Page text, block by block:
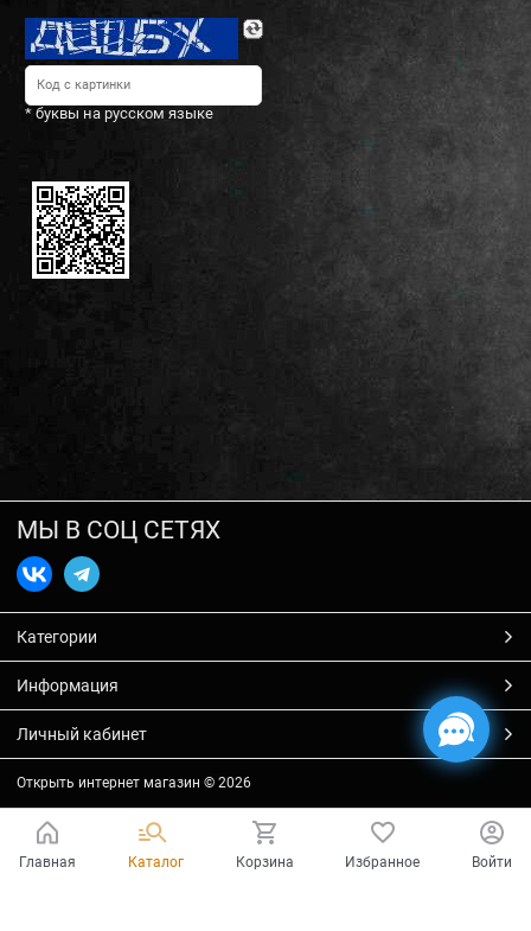
* буквы на русском языке
МЫ В СОЦ СЕТЯХ
Категории
Информация
Личный кабинет
Открыть интернет магазин © 2026
Главная Каталог Корзина Избранное Войти